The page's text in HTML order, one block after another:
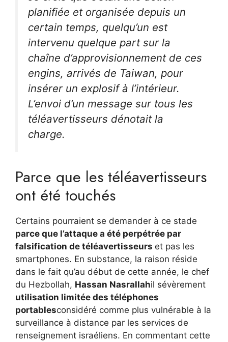
planifiée et organisée depuis un
certain temps, quelqu’un est
intervenu quelque part sur la
chaîne d’approvisionnement de ces
engins, arrivés de Taiwan, pour
insérer un explosif à l’intérieur.
L’envoi d’un message sur tous les
téléavertisseurs dénotait la
charge.
Parce que les téléavertisseurs
ont été touchés
Certains pourraient se demander à ce stade
parce que l’attaque a été perpétrée par
falsification de téléavertisseurs et pas les
smartphones. En substance, la raison réside
dans le fait qu’au début de cette année, le chef
du Hezbollah, Hassan Nasrallahil sévèrement
utilisation limitée des téléphones
portablesconsidéré comme plus vulnérable à la
surveillance à distance par les services de
renseignement israéliens. En commentant cette